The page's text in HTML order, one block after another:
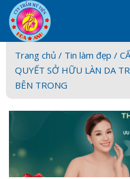
Skip
to
content
Trang chủ / Tin làm đẹp /
QUYẾT SỞ HỮU LÀN DA
BÊN TRONG